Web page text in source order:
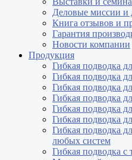
Деловые миссии и
Книга отзывов и
Гарантия
Новости компании
Продукция
Гибкая подводка
Гибкая подводка
Гибкая подводка
Гибкая подводка
Гибкая подводка
Гибкая подводка
Гибкая подводка
любых систем
Гибкая подводка с